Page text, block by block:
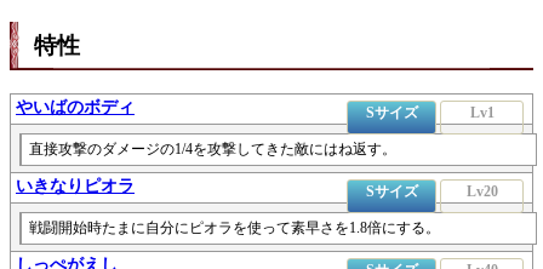
特性
やいばのボディ Sサイズ Lv1
直接攻撃のダメージの1/4を攻撃してきた敵にはね返す。
いきなりピオラ Sサイズ Lv20
戦闘開始時たまに自分にピオラを使って素早さを1.8倍にする。
しっぺがえし